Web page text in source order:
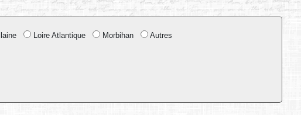
Loire Atlantique Morbihan Autres